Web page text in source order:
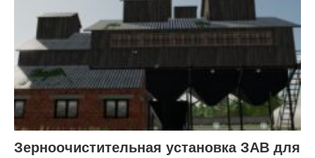
Зерноочистительная установка ЗАВ для